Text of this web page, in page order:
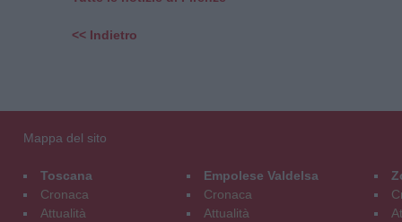
<< Indietro
Mappa del sito
Toscana
Cronaca
Attualità
Empolese Valdelsa
Cronaca
Attualità